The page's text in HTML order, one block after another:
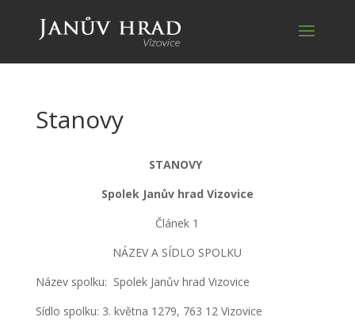
Stanovy
STANOVY
Spolek Janův hrad Vizovice
Článek 1
NÁZEV A SÍDLO SPOLKU
Název spolku: Spolek Janův hrad Vizovice
Sídlo spolku: 3. května 1279, 763 12 Vizovice